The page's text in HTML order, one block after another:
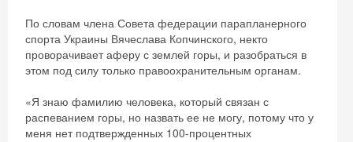
По словам члена Совета федерации парапланерного
спорта Украины Вячеслава Копчинского, некто
проворачивает аферу с землей горы, и разобраться в
этом под силу только правоохранительным органам.
«Я знаю фамилию человека, который связан с
распеванием горы, но назвать ее не могу, потому что у
меня нет подтвержденных 100-процентных